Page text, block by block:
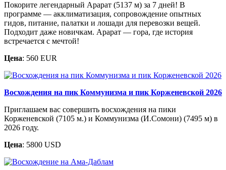
Покорите легендарный Арарат (5137 м) за 7 дней! В
программе — акклиматизация, сопровождение опытных
гидов, питание, палатки и лошади для перевозки вещей.
Подходит даже новичкам. Арарат — гора, где история
встречается с мечтой!
Цена: 560 EUR
Восхождения на пик Коммунизма и пик Корженевской 2026
Приглашаем вас совершить восхождения на пики
Корженевской (7105 м.) и Коммунизма (И.Сомони) (7495 м) в
2026 году.
Цена: 5800 USD